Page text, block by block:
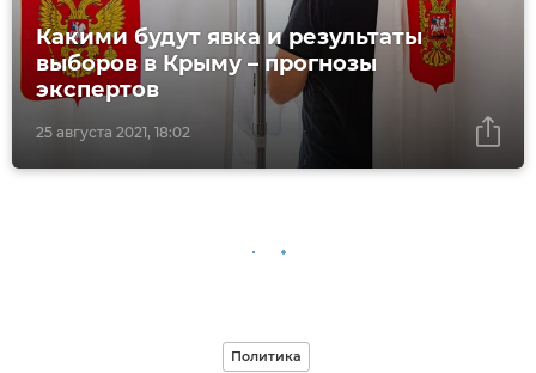
25 августа 2021, 18:02
Какими будут явка и результаты
выборов в Крыму – прогнозы
экспертов
Политика